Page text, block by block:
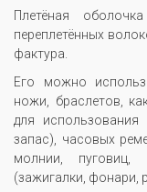
Плетёная
переплетённых
фактура.
Его можно
ножи, браслетов,
для
запас), часовых
молнии, пуговиц,
(зажигалки, фонари,